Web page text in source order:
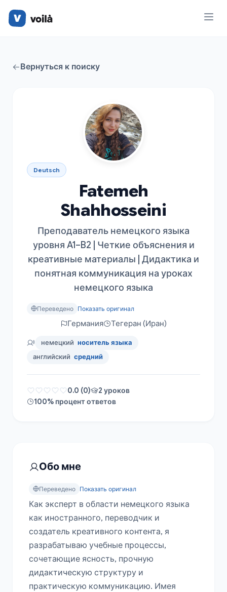
Вернуться к поиску
Deutsch
Fatemeh
Shahhosseini
Преподаватель немецкого языка
уровня A1–B2 | Четкие объяснения и
креативные материалы | Дидактика и
понятная коммуникация на уроках
немецкого языка
Переведено Показать оригинал
Германия Тегеран (Иран)
немецкий носитель языка
английский средний
0.0 (0)
2 уроков
100% процент ответов
Обо мне
Переведено Показать оригинал
Как эксперт в области немецкого языка
как иностранного, переводчик и
создатель креативного контента, я
разрабатываю учебные процессы,
сочетающие ясность, прочную
дидактическую структуру и
практическую коммуникацию. Имея